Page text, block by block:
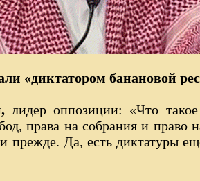
«диктатором банановой
лидер оппозиции: «Что
права на собрания и право
прежде. Да, есть диктатуры